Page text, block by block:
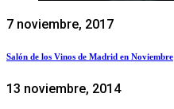
7 noviembre, 2017
Salón de los Vinos de Madrid en Noviembre
13 noviembre, 2014